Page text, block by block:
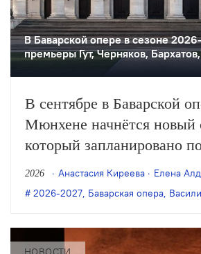
В Баварской опере в сезоне
премьеры Гут, Черняков,
В сентябре в Баварской
Мюнхене начнётся новый
который запланировано
десятка оперных и
в том числе завершение
Кратцера, а также новые
Клауса Гута, Дмитрия
2026 Анастасия Киреева
Елена
2026-2027, Баварская опера,